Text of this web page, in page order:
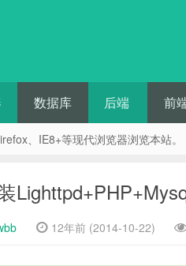
数据库 后端 前
、IE8+等现代浏览器浏览本站
12年前 (2014-10-22)